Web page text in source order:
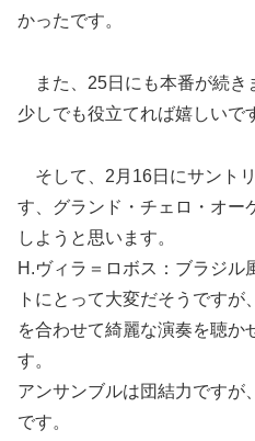
かったです。
また、25日にも本番が続
少しでも役立てれば嬉しいで
そして、2月16日にサント
す、グランド・チェロ・オー
しようと思います。
H.ヴィラ＝ロボス：ブラジル
トにとって大変だそうです
を合わせて綺麗な演奏を聴か
す。
アンサンブルは団結力ですが
です。